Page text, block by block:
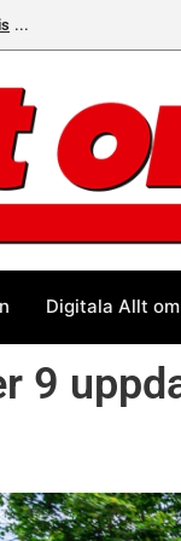
Dundret
Digitala Allt om
9